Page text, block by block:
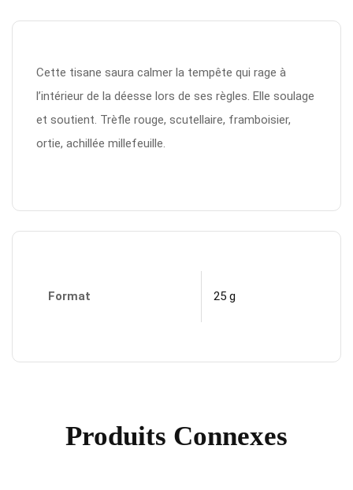
Cette tisane saura calmer la tempête qui rage à
l’intérieur de la déesse lors de ses règles. Elle soulage
et soutient. Trèfle rouge, scutellaire, framboisier,
ortie, achillée millefeuille.
Format 25 g
Produits Connexes